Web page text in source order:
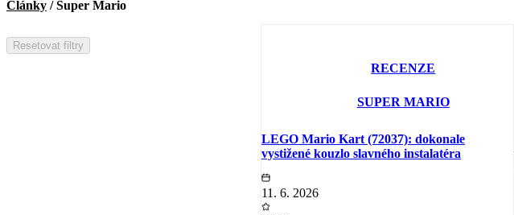
Články /Super Mario
Resetovat filtry
RECENZE
SUPER MARIO
LEGO Mario Kart (72037): dokonale
vystižené kouzlo slavného instalatéra
11. 6. 2026